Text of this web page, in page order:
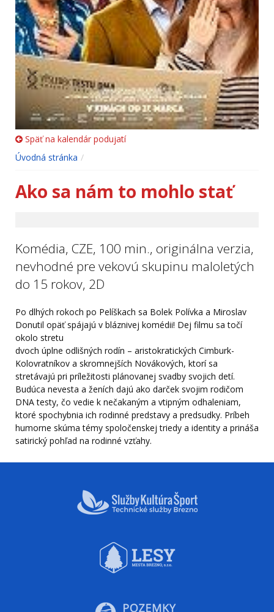
Späť na kalendár podujatí
Úvodná stránka
Ako sa nám to mohlo stať
Komédia, CZE, 100 min., originálna verzia,
nevhodné pre vekovú skupinu maloletých
do 15 rokov, 2D
Po dlhých rokoch po Pelíškach sa Bolek Polívka a Miroslav
Donutil opäť spájajú v bláznivej komédii! Dej filmu sa točí
okolo stretu
dvoch úplne odlišných rodín – aristokratických Cimburk-
Kolovratníkov a skromnejších Novákových, ktorí sa
stretávajú pri príležitosti plánovanej svadby svojich detí.
Budúca nevesta a ženích dajú ako darček svojim rodičom
DNA testy, čo vedie k nečakaným a vtipným odhaleniam,
ktoré spochybnia ich rodinné predstavy a predsudky. Príbeh
humorne skúma témy spoločenskej triedy a identity a prináša
satirický pohľad na rodinné vzťahy.